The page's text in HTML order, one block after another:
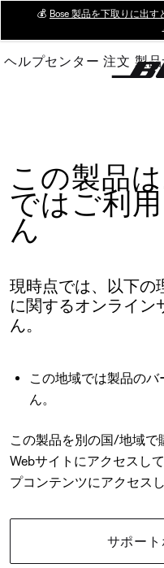
Main
💰 Bose 製品を下取りに出
ヘルプセンター 注文 製
この製品
ではご利
ん
現時点では、以下の
に関するオンライン
ん。
この地域では製品の
ん。
この製品を別の国/地域で
Webサイトにアクセスし
プコンテンツにアクセス
サポー